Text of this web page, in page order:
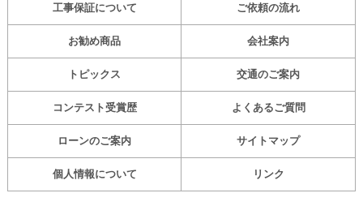
工事保証について ご依頼の流れ
お勧め商品 会社案内
トピックス 交通のご案内
コンテスト受賞歴 よくあるご質問
ローンのご案内 サイトマップ
個人情報について リンク